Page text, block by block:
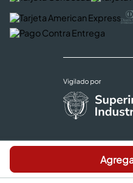
Copyright ©
Términos
Seguridad